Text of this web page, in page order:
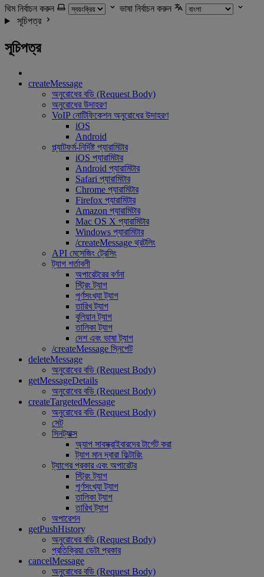
থিম নির্বাচন করুন
ভাষা নির্বাচন করুন
সূচিপত্র
সূচিপত্র
createMessage
অনুরোধের বডি (Request Body)
অনুরোধের উদাহরণ
VoIP নোটিফিকেশন অনুরোধের উদাহরণ
iOS
Android
প্ল্যাটফর্ম-নির্দিষ্ট প্যারামিটার
iOS প্যারামিটার
Android প্যারামিটার
Safari প্যারামিটার
Chrome প্যারামিটার
Firefox প্যারামিটার
Amazon প্যারামিটার
Mac OS X প্যারামিটার
Windows প্যারামিটার
/createMessage থ্রটলিং
API মেসেজিং ট্রেসিং
ট্যাগ শর্তাবলী
অপারেটরের বর্ণনা
স্ট্রিং ট্যাগ
পূর্ণসংখ্যা ট্যাগ
তারিখ ট্যাগ
বুলিয়ান ট্যাগ
তালিকা ট্যাগ
দেশ এবং ভাষা ট্যাগ
/createMessage স্নিপেট
deleteMessage
অনুরোধের বডি (Request Body)
getMessageDetails
অনুরোধের বডি (Request Body)
createTargetedMessage
অনুরোধের বডি (Request Body)
সেট
সিনট্যাক্স
অ্যাপ সাবস্ক্রাইবারদের টার্গেট করা
ট্যাগ মান দ্বারা ফিল্টারিং
ট্যাগের প্রকার এবং অপারেটর
স্ট্রিং ট্যাগ
পূর্ণসংখ্যা ট্যাগ
তালিকা ট্যাগ
তারিখ ট্যাগ
অপারেশন
getPushHistory
অনুরোধের বডি (Request Body)
প্রতিক্রিয়া ডেটা প্রকার
cancelMessage
অনুরোধের বডি (Request Body)